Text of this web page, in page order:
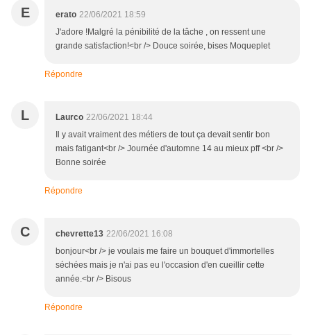
E erato 22/06/2021 18:59
J'adore !Malgré la pénibilité de la tâche , on ressent une
grande satisfaction!<br /> Douce soirée, bises Moqueplet
Répondre
L Laurco 22/06/2021 18:44
Il y avait vraiment des métiers de tout ça devait sentir bon
mais fatigant<br /> Journée d'automne 14 au mieux pff <br />
Bonne soirée
Répondre
C chevrette13 22/06/2021 16:08
bonjour<br /> je voulais me faire un bouquet d'immortelles
séchées mais je n'ai pas eu l'occasion d'en cueillir cette
année.<br /> Bisous
Répondre